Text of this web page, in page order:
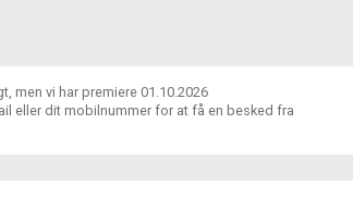
men vi har premiere 01.10.2026
eller dit mobilnummer for at få en besked fra